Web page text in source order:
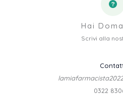
Hai
Scrivi alla
0322